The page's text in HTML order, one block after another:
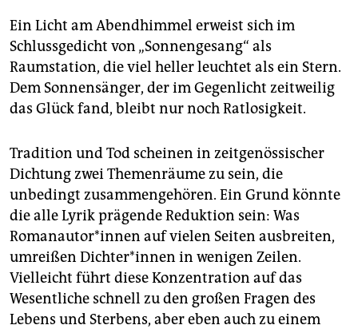
Ein Licht am Abendhimmel erweist sich im
Schlussgedicht von „Sonnengesang“ als
Raumstation, die viel heller leuchtet als ein Stern.
Dem Sonnensänger, der im Gegenlicht zeitweilig
das Glück fand, bleibt nur noch Ratlosigkeit.
Tradition und Tod scheinen in zeitgenössischer
Dichtung zwei Themenräume zu sein, die
unbedingt zusammengehören. Ein Grund könnte
die alle Lyrik prägende Reduktion sein: Was
Romanautor*innen auf vielen Seiten ausbreiten,
umreißen Dich­te­r*in­nen in wenigen Zeilen.
Vielleicht führt diese Konzentration auf das
Wesentliche schnell zu den großen Fragen des
Lebens und Sterbens, aber eben auch zu einem